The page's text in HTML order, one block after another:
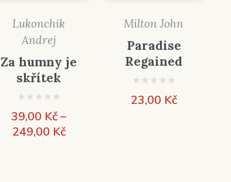
Lukonchik
Andrej
Za humny je
skřítek
39,00 Kč–
249,00 KčRozpětí
Milton John
Paradise
Regained
23,00 Kč